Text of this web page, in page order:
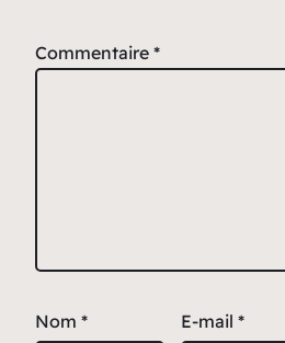
Commentaire *
Nom * E-mail *